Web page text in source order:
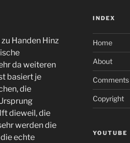
Handen Hinz
da weiteren
basiert je
die
dieweil, die
werden die
echte
INDEX
Home
About
Comments
Copyright
YOUTUBE